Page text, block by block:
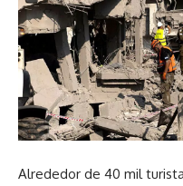
Alrededor de 40 mil